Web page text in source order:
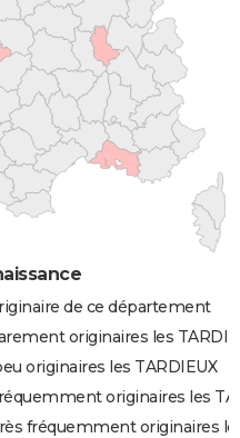
de ce département
originaires les
originaires les TARDIEUX
originaires les
fréquemment originaires